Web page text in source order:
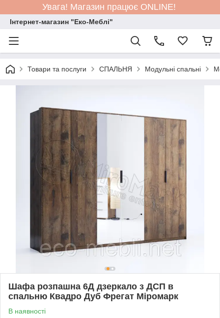
Увага! Магазин працює ONLINE!
Інтернет-магазин "Еко-Меблі"
Товари та послуги СПАЛЬНЯ Модульні спальні
Шафа розпашна 6Д дзеркало з ДСП в
спальню Квадро Дуб Фрегат Міромарк
В наявності